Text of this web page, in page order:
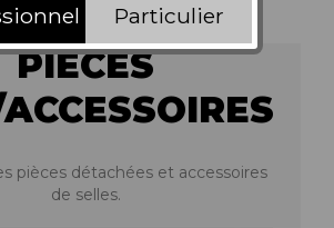
PIÈCES
pièces détachées et accessoires
de selles.
Particulier